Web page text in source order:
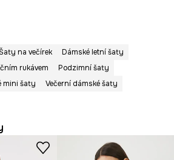
Šaty na večírek
Dámské letní šaty
rukávem
Podzimní šaty
mini šaty Večerní dámské šaty